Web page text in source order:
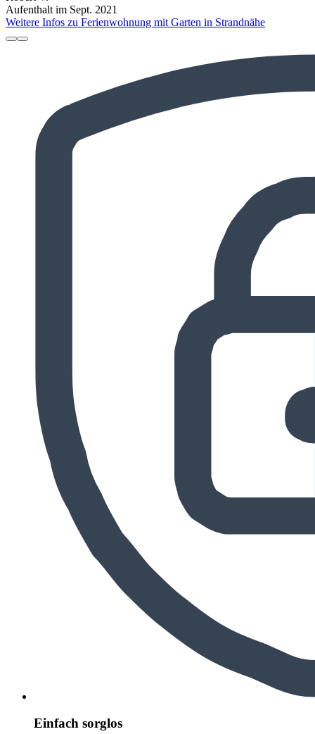
Aufenthalt im Sept. 2021
Weitere Infos zu Ferienwohnung mit Garten in Strandnähe
Einfach sorglos